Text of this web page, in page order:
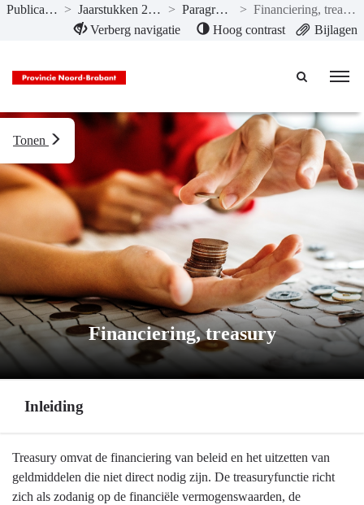
Naar hoofdinhoud
Publicaties > Jaarstukken 2020 > Paragrafen >
Financiering, treasury
Verberg navigatie
Hoog contrast Bijlagen
Financiering, treasury
Tonen
Inleiding
Terug
naar
navigatie
Treasury omvat de financiering van beleid en het uitzetten van
geldmiddelen die niet direct nodig zijn. De treasuryfunctie richt
zich als zodanig op de financiële vermogenswaarden, de